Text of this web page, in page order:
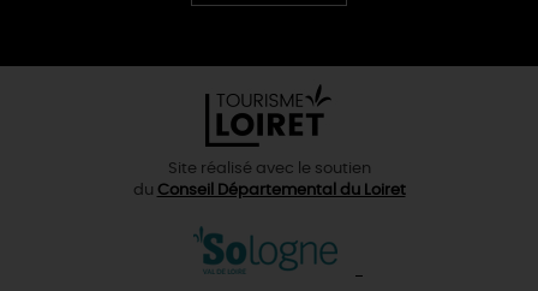
Chinese
Site réalisé avec le soutien
du Conseil Départemental du Loiret